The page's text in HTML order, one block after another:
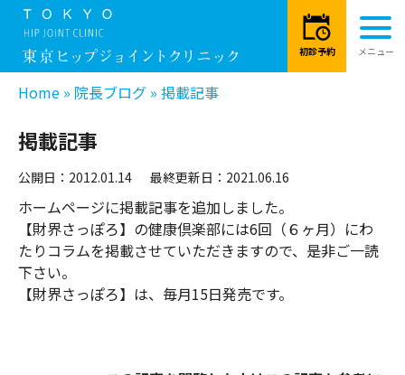
Home » 院長ブログ » 掲載記事
掲載記事
公開日：2012.01.14 最終更新日：2021.06.16
ホームページに掲載記事を追加しました。
【財界さっぽろ】の健康倶楽部には6回（６ヶ月）にわ
たりコラムを掲載させていただきますので、是非ご一読
下さい。
【財界さっぽろ】は、毎月15日発売です。